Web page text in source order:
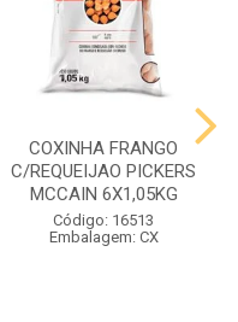
COXINHA FRANGO
C/REQUEIJAO PICKERS
MCCAIN 6X1,05KG
Código: 16513
Embalagem: CX